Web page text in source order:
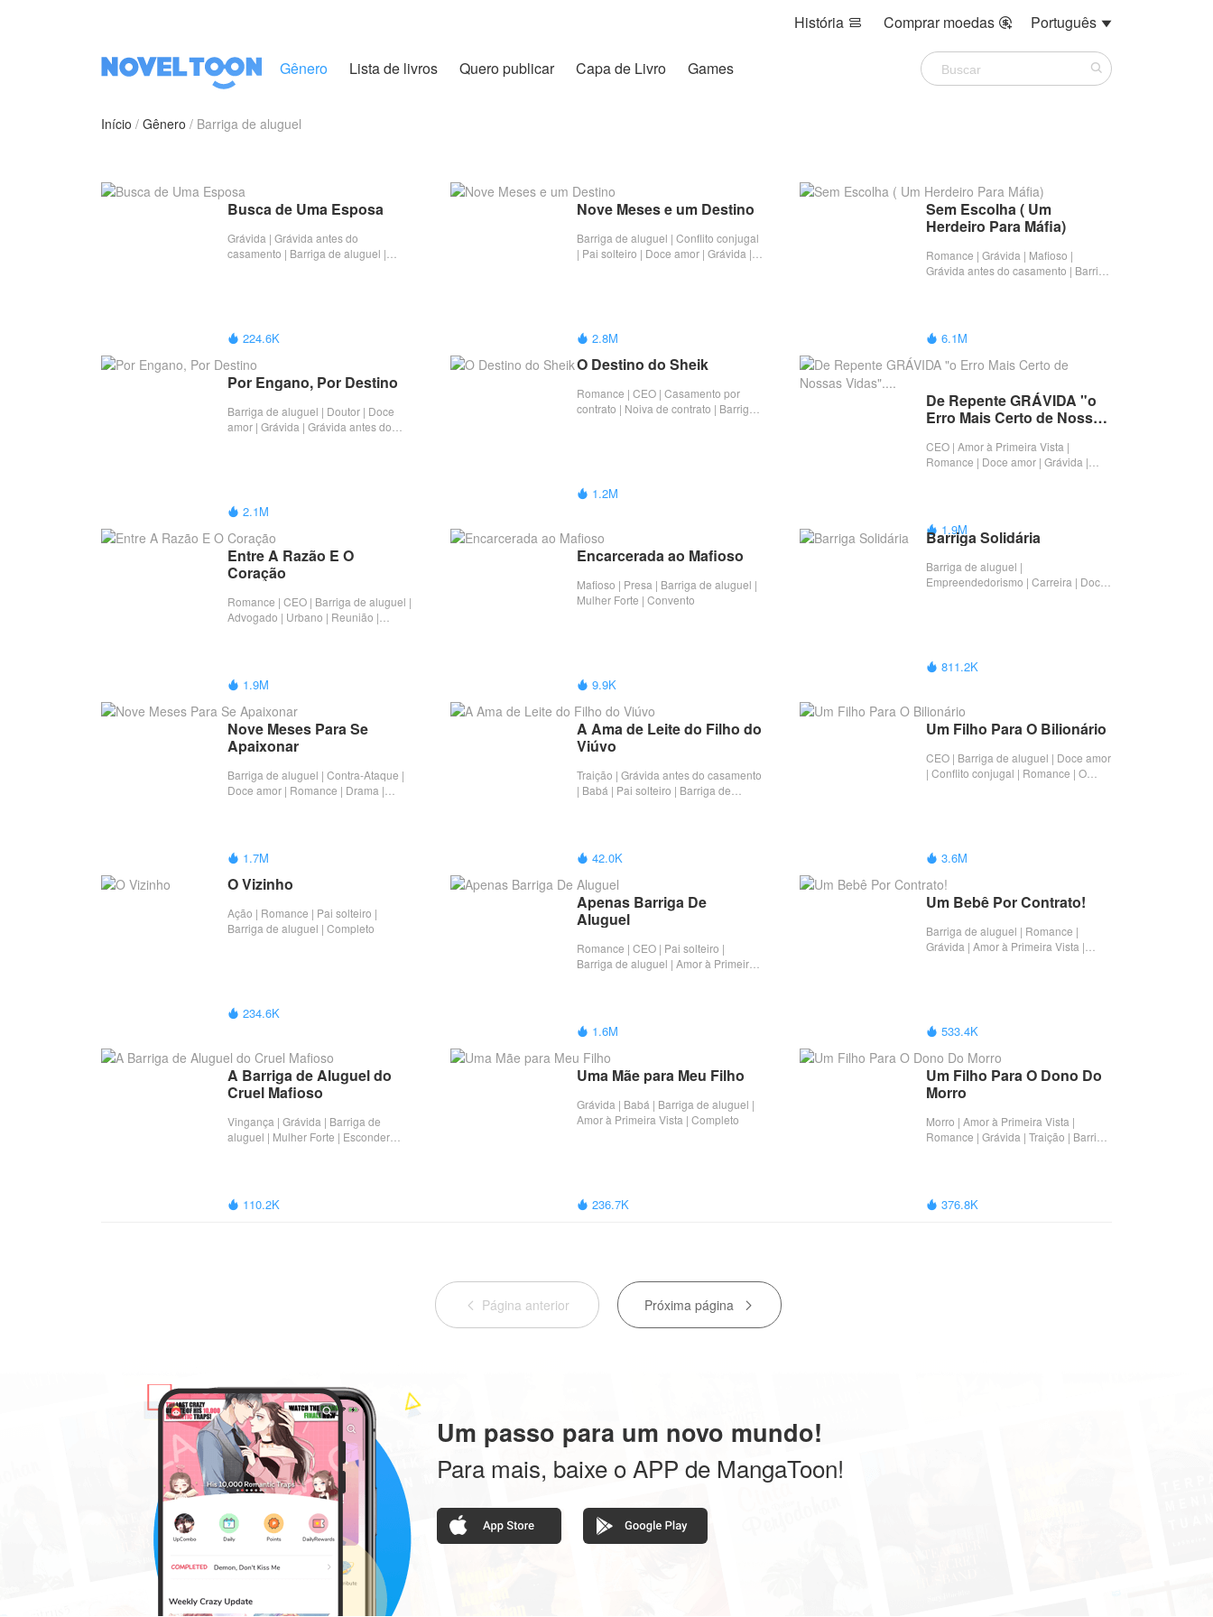
História  Comprar moedas  Português 
Gênero Lista de livros Quero publicar Capa de Livro Games
Início Gênero Barriga de aluguel
Busca de Uma Esposa
Grávida | Grávida antes do
casamento | Barriga de aluguel |
 224.6K
Nove Meses e um Destino
Barriga de aluguel | Conflito conjugal
| Pai solteiro | Doce amor | Grávida |
 2.8M
Sem Escolha ( Um
Herdeiro Para Máfia)
Romance | Grávida | Mafioso |
Grávida antes do casamento | Barriga
 6.1M
Por Engano, Por Destino
Barriga de aluguel | Doutor | Doce
amor | Grávida | Grávida antes do
 2.1M
O Destino do Sheik
Romance | CEO | Casamento por
contrato | Noiva de contrato | Barriga
 1.2M
De Repente GRÁVIDA "o
Erro Mais Certo de Nossas
CEO | Amor à Primeira Vista |
Romance | Doce amor | Grávida |
 1.9M
Entre A Razão E O
Coração
Romance | CEO | Barriga de aluguel |
Advogado | Urbano | Reunião |
 1.9M
Encarcerada ao Mafioso
Mafioso | Presa | Barriga de aluguel |
Mulher Forte | Convento
 9.9K
Barriga Solidária
Barriga de aluguel |
Empreendedorismo | Carreira | Doce
 811.2K
Nove Meses Para Se
Apaixonar
Barriga de aluguel | Contra-Ataque |
Doce amor | Romance | Drama |
 1.7M
A Ama de Leite do Filho do
Viúvo
Traição | Grávida antes do casamento
| Babá | Pai solteiro | Barriga de
 42.0K
Um Filho Para O Bilionário
CEO | Barriga de aluguel | Doce amor
| Conflito conjugal | Romance | O
 3.6M
O Vizinho
Ação | Romance | Pai solteiro |
Barriga de aluguel | Completo
 234.6K
Apenas Barriga De
Aluguel
Romance | CEO | Pai solteiro |
Barriga de aluguel | Amor à Primeira
 1.6M
Um Bebê Por Contrato!
Barriga de aluguel | Romance |
Grávida | Amor à Primeira Vista |
 533.4K
A Barriga de Aluguel do
Cruel Mafioso
Vingança | Grávida | Barriga de
aluguel | Mulher Forte | Esconder
 110.2K
Uma Mãe para Meu Filho
Grávida | Babá | Barriga de aluguel |
Amor à Primeira Vista | Completo
 236.7K
Um Filho Para O Dono Do
Morro
Morro | Amor à Primeira Vista |
Romance | Grávida | Traição | Barriga
 376.8K
 Página anterior Próxima página 
Um passo para um novo mundo!
Para mais, baixe o APP de MangaToon!